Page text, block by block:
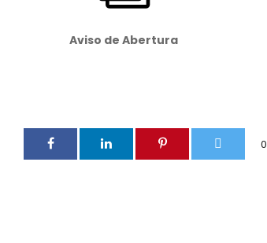
Aviso de Abertura
0